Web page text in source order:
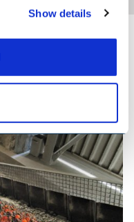
Show details